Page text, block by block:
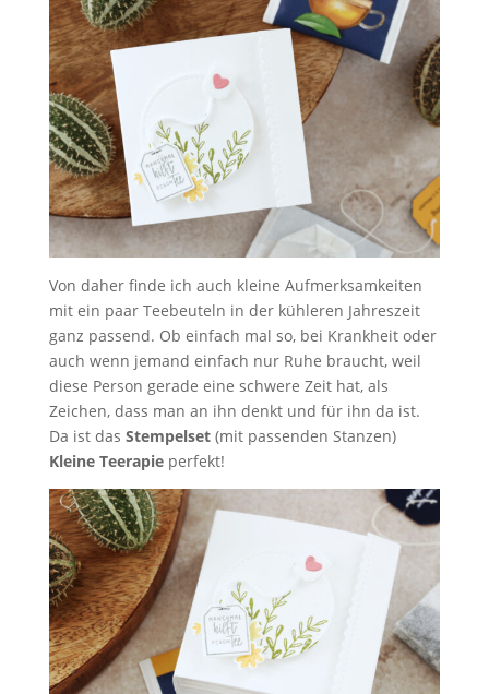
Von daher finde ich auch kleine Aufmerksamkeiten
mit ein paar Teebeuteln in der kühleren Jahreszeit
ganz passend. Ob einfach mal so, bei Krankheit oder
auch wenn jemand einfach nur Ruhe braucht, weil
diese Person gerade eine schwere Zeit hat, als
Zeichen, dass man an ihn denkt und für ihn da ist.
Da ist das Stempelset(mit passenden Stanzen)
Kleine Teerapieperfekt!